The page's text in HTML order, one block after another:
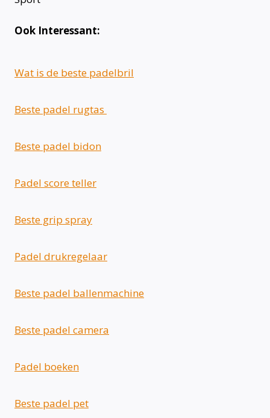
Ook Interessant:
Wat is de beste padelbril
Beste padel rugtas
Beste padel bidon
Padel score teller
Beste grip spray
Padel drukregelaar
Beste padel ballenmachine
Beste padel camera
Padel boeken
Beste padel pet